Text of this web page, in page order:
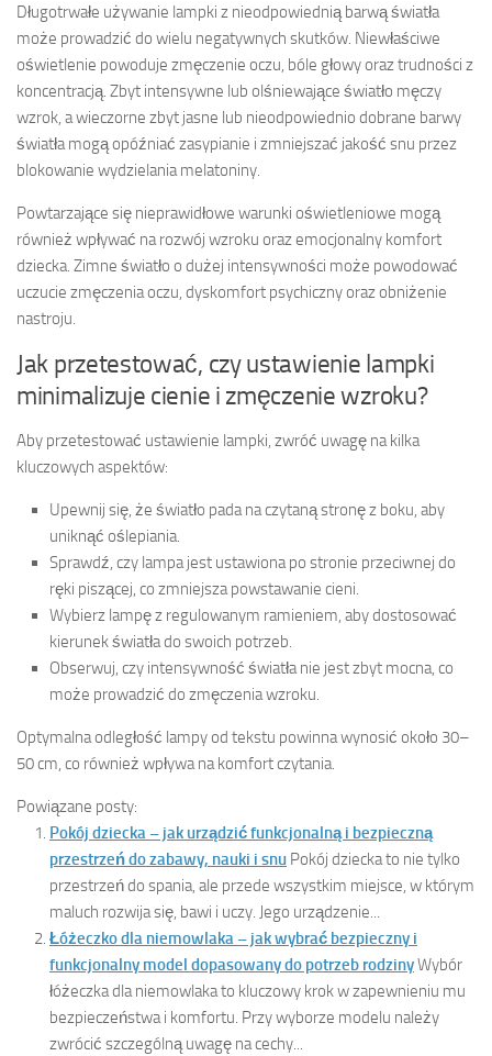
Długotrwałe używanie lampki z nieodpowiednią barwą światła
może prowadzić do wielu negatywnych skutków. Niewłaściwe
oświetlenie powoduje zmęczenie oczu, bóle głowy oraz trudności z
koncentracją. Zbyt intensywne lub olśniewające światło męczy
wzrok, a wieczorne zbyt jasne lub nieodpowiednio dobrane barwy
światła mogą opóźniać zasypianie i zmniejszać jakość snu przez
blokowanie wydzielania melatoniny.
Powtarzające się nieprawidłowe warunki oświetleniowe mogą
również wpływać na rozwój wzroku oraz emocjonalny komfort
dziecka. Zimne światło o dużej intensywności może powodować
uczucie zmęczenia oczu, dyskomfort psychiczny oraz obniżenie
nastroju.
Jak przetestować, czy ustawienie lampki
minimalizuje cienie i zmęczenie wzroku?
Aby przetestować ustawienie lampki, zwróć uwagę na kilka
kluczowych aspektów:
Upewnij się, że światło pada na czytaną stronę z boku, aby
uniknąć oślepiania.
Sprawdź, czy lampa jest ustawiona po stronie przeciwnej do
ręki piszącej, co zmniejsza powstawanie cieni.
Wybierz lampę z regulowanym ramieniem, aby dostosować
kierunek światła do swoich potrzeb.
Obserwuj, czy intensywność światła nie jest zbyt mocna, co
może prowadzić do zmęczenia wzroku.
Optymalna odległość lampy od tekstu powinna wynosić około 30–
50 cm, co również wpływa na komfort czytania.
Powiązane posty:
Pokój dziecka – jak urządzić funkcjonalną i bezpieczną
przestrzeń do zabawy, nauki i snu Pokój dziecka to nie tylko
przestrzeń do spania, ale przede wszystkim miejsce, w którym
maluch rozwija się, bawi i uczy. Jego urządzenie...
Łóżeczko dla niemowlaka – jak wybrać bezpieczny i
funkcjonalny model dopasowany do potrzeb rodzinyWybór
łóżeczka dla niemowlaka to kluczowy krok w zapewnieniu mu
bezpieczeństwa i komfortu. Przy wyborze modelu należy
zwrócić szczególną uwagę na cechy...